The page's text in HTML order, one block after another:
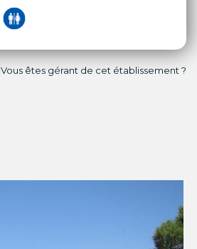
Vous êtes gérant de cet établissement ?